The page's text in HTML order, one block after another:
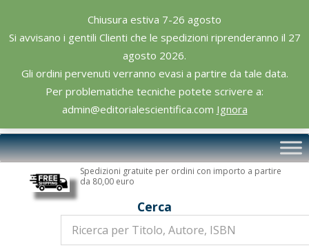
Chiusura estiva 7-26 agosto
Si avvisano i gentili Clienti che le spedizioni riprenderanno il 27
agosto 2026.
Gli ordini pervenuti verranno evasi a partire da tale data.
Per problematiche tecniche potete scrivere a:
admin@editorialescientifica.com Ignora
content
Editoriale
Scientifica
Primary
Navigation
Spedizioni gratuite per ordini con importo a partire
da 80,00 euro
Cerca